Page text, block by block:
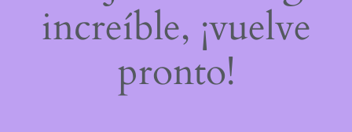
increíble, ¡vuelve
pronto!